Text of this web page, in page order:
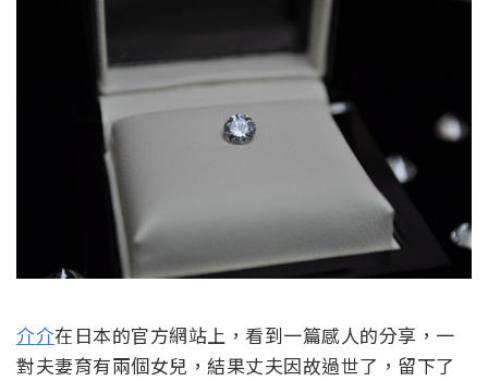
介介在日本的官方網站上，看到一篇感人的分享，一
對夫妻育有兩個女兒，結果丈夫因故過世了，留下了